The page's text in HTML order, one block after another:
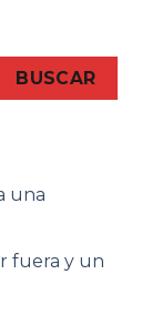
BUSCAR
una
fuera y un